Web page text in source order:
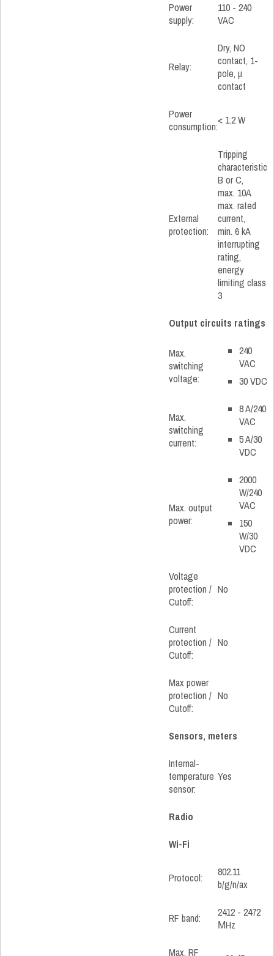
Power
supply:
110 - 240
VAC
Relay:
Dry, NO
contact, 1-
pole, µ
contact
Power
consumption:< 1.2 W
External
protection:
Tripping
characteristic
B or C,
max. 10A
max. rated
current,
min. 6 kA
interrupting
rating,
energy
limiting class
3
Output circuits ratings
Max.
switching
voltage:
240
VAC
30 VDC
Max.
switching
current:
8 A/240
VAC
5 A/30
VDC
Max. output
power:
2000
W/240
VAC
150
W/30
VDC
Voltage
protection /
Cutoff:
No
Current
protection /
Cutoff:
No
Max power
protection /
Cutoff:
No
Sensors, meters
Internal-
temperature
sensor:
Yes
Radio
Wi-Fi
Protocol:
802.11
b/g/n/ax
RF band:
2412 - 2472
МHz
Max. RF